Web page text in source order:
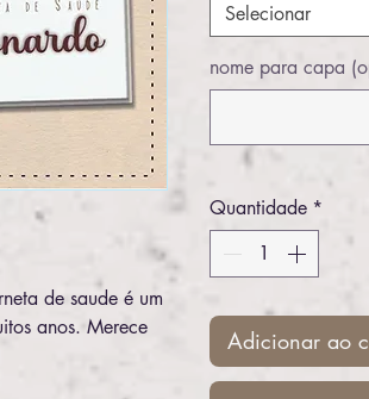
de saude é um
anos. Merece
Selecionar
nome para capa
Quantidade *
Adicionar ao